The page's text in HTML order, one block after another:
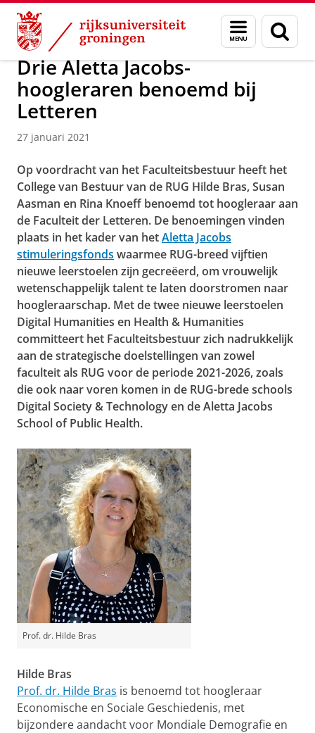
Skip
Content
Skip
Navigation
Menu
en
zoeken
Over ons Actueel
Drie Aletta Jacobs-
hoogleraren benoemd bij
Letteren
27 januari 2021
Op voordracht van het Faculteitsbestuur heeft het
College van Bestuur van de RUG Hilde Bras, Susan
Aasman en Rina Knoeff benoemd tot hoogleraar aan
de Faculteit der Letteren. De benoemingen vinden
plaats in het kader van hetAletta Jacobs
stimuleringsfonds waarmee RUG-breed vijftien
nieuwe leerstoelen zijn gecreëerd, om vrouwelijk
wetenschappelijk talent te laten doorstromen naar
hoogleraarschap. Met de twee nieuwe leerstoelen
Digital Humanities en Health & Humanities
committeert het Faculteitsbestuur zich nadrukkelijk
aan de strategische doelstellingen van zowel
faculteit als RUG voor de periode 2021-2026, zoals
die ook naar voren komen in de RUG-brede schools
Digital Society & Technology en de Aletta Jacobs
School of Public Health.
Prof. dr. Hilde Bras
Hilde Bras
Prof. dr. Hilde Bras is benoemd tot hoogleraar
Economische en Sociale Geschiedenis, met
bijzondere aandacht voor Mondiale Demografie en